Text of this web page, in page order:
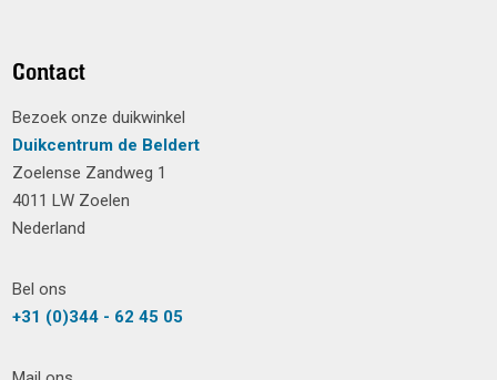
Contact
Bezoek onze duikwinkel
Duikcentrum de Beldert
Zoelense Zandweg 1
4011 LW Zoelen
Nederland
Bel ons
+31 (0)344 - 62 45 05